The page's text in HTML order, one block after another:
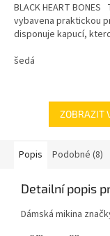
BLACK HEART
vybavena praktickou
disponuje kapucí,
šedá
ZOBRAZIT
Popis Podobné (8)
Detailní popis
Dámská mikina